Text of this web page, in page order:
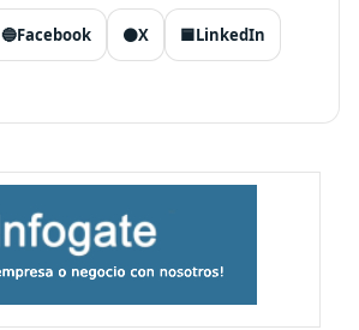
🔵Facebook ⚫X 🟦LinkedIn